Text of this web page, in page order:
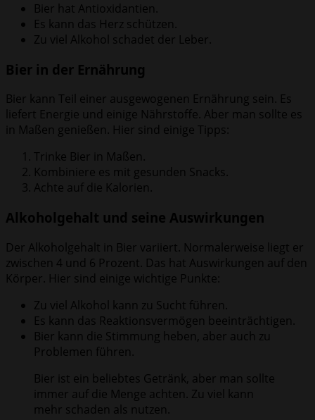
Bier hat Antioxidantien.
Es kann das Herz schützen.
Zu viel Alkohol schadet der Leber.
Bier in der Ernährung
Bier kann Teil einer ausgewogenen Ernährung sein. Es
liefert Energie und einige Nährstoffe. Aber man sollte es
in Maßen genießen. Hier sind einige Tipps:
Trinke Bier in Maßen.
Kombiniere es mit gesunden Snacks.
Achte auf die Kalorien.
Alkoholgehalt und seine Auswirkungen
Der Alkoholgehalt in Bier variiert. Normalerweise liegt er
zwischen 4 und 6 Prozent. Das hat Auswirkungen auf den
Körper. Hier sind einige wichtige Punkte:
Zu viel Alkohol kann zu Sucht führen.
Es kann das Reaktionsvermögen beeinträchtigen.
Bier kann die Stimmung heben, aber auch zu
Problemen führen.
Bier ist ein beliebtes Getränk, aber man sollte
immer auf die Menge achten. Zu viel kann
mehr schaden als nutzen.